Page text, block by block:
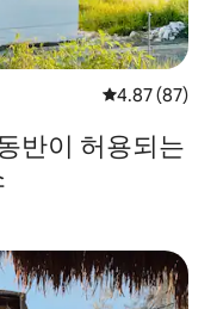
평점 4.87점(5
4.87 (87)
반이 허용되는